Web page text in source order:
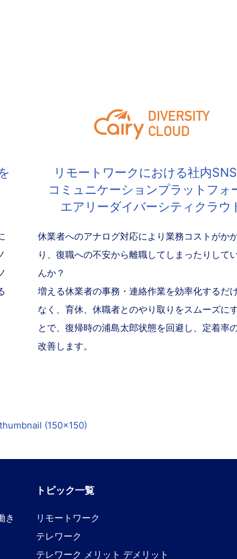
リモートワークにおける社内SNS
コミュニケーションプラットフォ
エアリーダイバーシティクラウ
休業者へのアナログ対応により業務コストがか
り、復職への不安から離職してしまったりして
んか？
増える休業者の事務・連絡作業を効率化するだ
なく、育休、休職者とのやり取りをスムーズに
とで、復帰時の浦島太郎状態を回避し、定着率
改善します。
thumbnail (150x150)
き
トピック一覧
リモートワーク
テレワーク
テレワーク メリット デメリット